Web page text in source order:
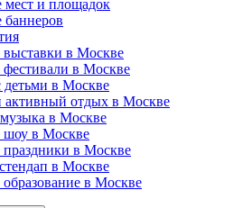
мест и площадок
баннеров
выставки в Москве
фестивали в Москве
детьми в Москве
активный отдых в Москве
в Москве
шоу в Москве
праздники в Москве
в Москве
в Москве